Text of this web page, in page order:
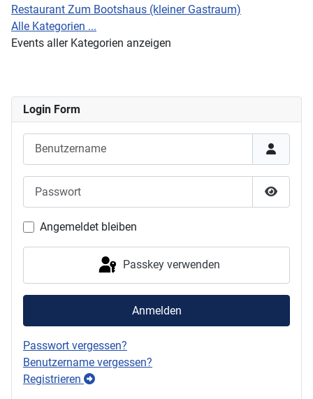
Restaurant Zum Bootshaus (kleiner Gastraum)
Alle Kategorien ...
Events aller Kategorien anzeigen
Login Form
Angemeldet bleiben
Passkey verwenden
Anmelden
Passwort vergessen?
Benutzername vergessen?
Registrieren